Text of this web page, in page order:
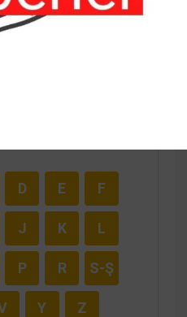
D E F
J K L
P R S-Ş
Y Z